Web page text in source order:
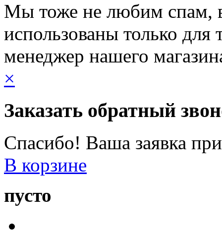
Мы тоже не любим спам,
использованы только для
менеджер нашего
×
Заказать обратный
Спасибо! Ваша заявка
В корзине
пусто